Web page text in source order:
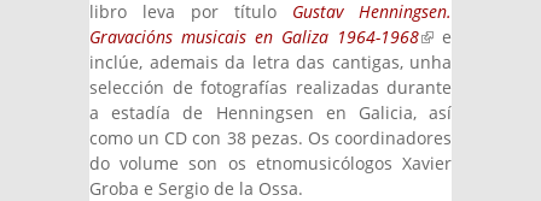
libro leva por título Gustav Henningsen.
Gravacións musicais en Galiza 1964-1968(link is
external)
e
inclúe, ademais da letra das cantigas, unha
selección de fotografías realizadas durante
a estadía de Henningsen en Galicia, así
como un CD con 38 pezas. Os coordinadores
do volume son os etnomusicólogos Xavier
Groba e Sergio de la Ossa.